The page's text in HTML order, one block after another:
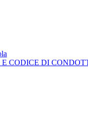
CODICE DI